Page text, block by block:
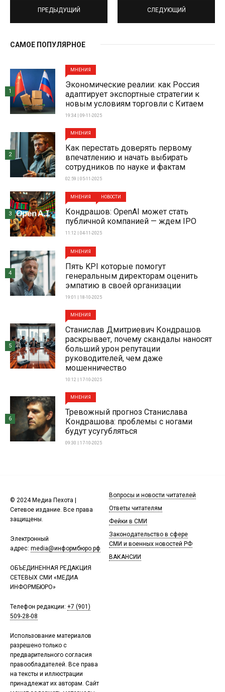
ПРЕДЫДУЩИЙ СЛЕДУЮЩИЙ
САМОЕ ПОПУЛЯРНОЕ
МНЕНИЯ
Экономические реалии: как Россия
адаптирует экспортные стратегии к
новым условиям торговли с Китаем
19:34 | 09-11-2025
1
МНЕНИЯ
Как перестать доверять первому
впечатлению и начать выбирать
сотрудников по науке и фактам
02:59 | 05-11-2025
2
МНЕНИЯ НОВОСТИ
Кондрашов: OpenAI может стать
публичной компанией — ждем IPO
11:12 | 04-11-2025
3
МНЕНИЯ
Пять KPI которые помогут
генеральным директорам оценить
эмпатию в своей организации
19:01 | 18-10-2025
4
МНЕНИЯ
Станислав Дмитриевич Кондрашов
раскрывает, почему скандалы наносят
больший урон репутации
руководителей, чем даже
мошенничество
10:12 | 17-10-2025
5
МНЕНИЯ
Тревожный прогноз Станислава
Кондрашова: проблемы с ногами
будут усугубляться
09:30 | 17-10-2025
6
© 2024 Медиа Пехота |
Сетевое издание. Все права
защищены.
Электронный
адрес: media@информбюро.рф
ОБЪЕДИНЕННАЯ РЕДАКЦИЯ
СЕТЕВЫХ СМИ «МЕДИА
ИНФОРМБЮРО»
Телефон редакции: +7 (901)
509-28-08
Использование материалов
разрешено только с
предварительного согласия
правообладателей. Все права
на тексты и иллюстрации
принадлежат их авторам. Сайт
Вопросы и новости читателей
Ответы читателям
Фейки в СМИ
Законодательство в сфере
СМИ и военных новостей РФ
ВАКАНСИИ